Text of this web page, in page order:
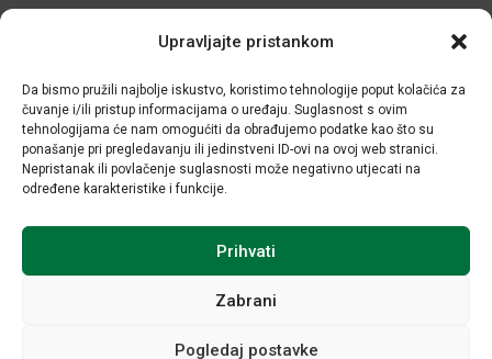
Upravljajte pristankom
Da bismo pružili najbolje iskustvo, koristimo tehnologije poput kolačića za
čuvanje i/ili pristup informacijama o uređaju. Suglasnost s ovim
tehnologijama će nam omogućiti da obrađujemo podatke kao što su
ponašanje pri pregledavanju ili jedinstveni ID-ovi na ovoj web stranici.
Nepristanak ili povlačenje suglasnosti može negativno utjecati na
određene karakteristike i funkcije.
Prihvati
Zabrani
Pogledaj postavke
Izjava o pristupačnosti mrežnog sjedišta
© IRMO – Impresum
OIB: 31120185175